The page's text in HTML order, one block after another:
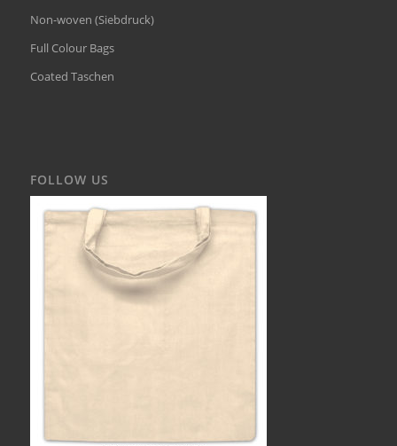
Non-woven (Siebdruck)
Full Colour Bags
Coated Taschen
FOLLOW US